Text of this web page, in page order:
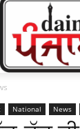
National News